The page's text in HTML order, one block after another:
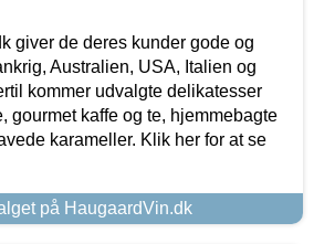
giver de deres kunder gode og
Australien, USA, Italien og
kommer udvalgte delikatesser
gourmet kaffe og te, hjemmebagte
karameller. Klik her for at se
på HaugaardVin.dk